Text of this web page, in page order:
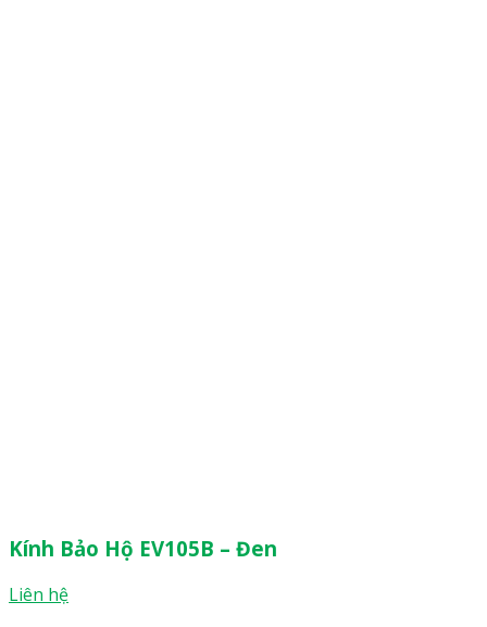
Kính Bảo Hộ EV105B – Đen
Liên hệ